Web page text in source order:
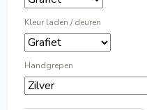
Kleur laden / deuren
Handgrepen